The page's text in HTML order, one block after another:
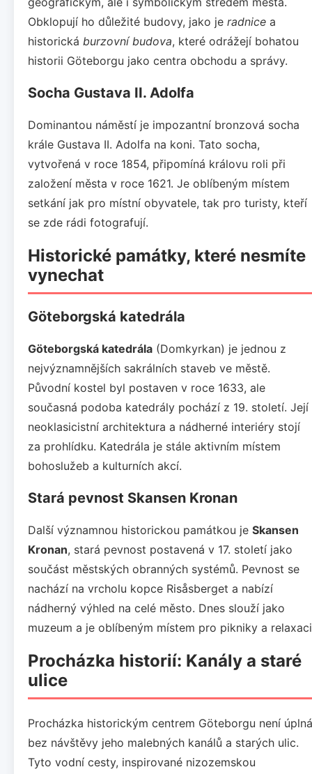
Obklopují ho důležité budovy, jako je radnice a
historická burzovní budova, které odrážejí bohatou
historii Göteborgu jako centra obchodu a správy.
Socha Gustava II. Adolfa
Dominantou náměstí je impozantní bronzová socha
krále Gustava II. Adolfa na koni. Tato socha,
vytvořená v roce 1854, připomíná královu roli při
založení města v roce 1621. Je oblíbeným místem
setkání jak pro místní obyvatele, tak pro turisty, kteří
se zde rádi fotografují.
Historické památky, které nesmíte
vynechat
Göteborgská katedrála
Göteborgská katedrála (Domkyrkan) je jednou z
nejvýznamnějších sakrálních staveb ve městě.
Původní kostel byl postaven v roce 1633, ale
současná podoba katedrály pochází z 19. století. Její
neoklasicistní architektura a nádherné interiéry stojí
za prohlídku. Katedrála je stále aktivním místem
bohoslužeb a kulturních akcí.
Stará pevnost Skansen Kronan
Další významnou historickou památkou je Skansen
Kronan, stará pevnost postavená v 17. století jako
součást městských obranných systémů. Pevnost se
nachází na vrcholu kopce Risåsberget a nabízí
nádherný výhled na celé město. Dnes slouží jako
muzeum a je oblíbeným místem pro pikniky a
Procházka historií: Kanály a staré
ulice
Procházka historickým centrem Göteborgu není úplná
bez návštěvy jeho malebných kanálů a starých ulic.
Tyto vodní cesty, inspirované nizozemskou